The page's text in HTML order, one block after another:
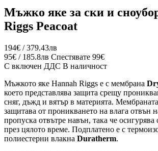
Мъжко яке за ски и
Riggs Peacoat
194€ / 379.43лв
95€ / 185.8лв Спестявате 99€
С включен ДДС В наличност
Мъжкото яке Hannah Riggs е с мембрана
което представлява защита срещу
сняг, дъжд и вятър в материята. Мембраната
защитава от проникването на влага отвън
пропуска отвътре навън, така че
през цялото време. Подплатено е с
полиестерни влакна Duratherm.